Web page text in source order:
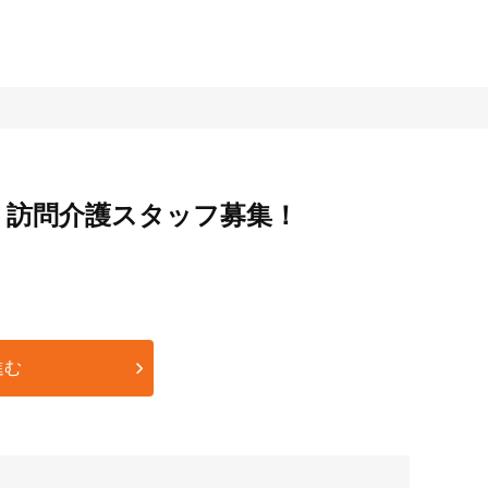
問介護スタッフ募集！
む